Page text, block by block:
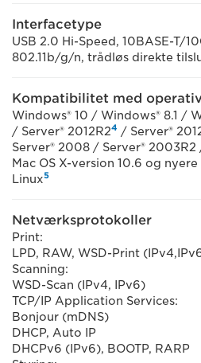
Interfacetype
USB 2.0 Hi-Speed, 10BASE-T/
802.11b/g/n, trådløs direkte
Kompatibilitet med
Windows® 10 / Windows® 8.1 /
/ Server® 2012R24 / Server®
Server® 2008 / Server®
Mac OS X-version 10.6 og nyere
Linux5
Netværksprotokoller
Print:
LPD, RAW, WSD-Print
Scanning:
WSD-Scan (IPv4, IPv6)
TCP/IP Application Services:
Bonjour (mDNS)
DHCP, Auto IP
DHCPv6 (IPv6), BOOTP, RARP